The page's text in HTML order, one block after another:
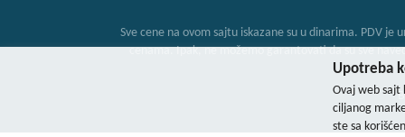
Sve cene na ovom sajtu iskazane su u dinarima. PDV
cenama. Ipak, ne možemo garantovati da su sve
Upotreba
Ovaj web sajt
ciljanog
ste sa